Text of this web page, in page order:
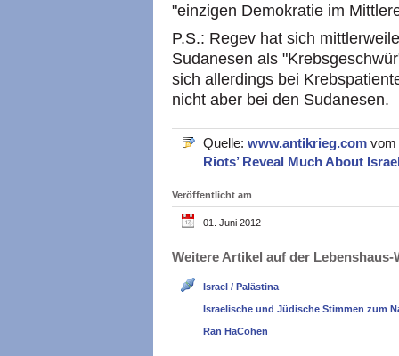
"einzigen Demokratie im
P.S.: Regev hat sich
Sudanesen als
sich allerdings bei
nicht aber bei den Sudanesen.
Quelle: www.antikrieg.com vom
Riots’ Reveal Much About
Veröffentlicht am
01. Juni 2012
Weitere Artikel auf der
Israel / Palästina
Israelische und Jüdische Stimmen zum
Ran HaCohen